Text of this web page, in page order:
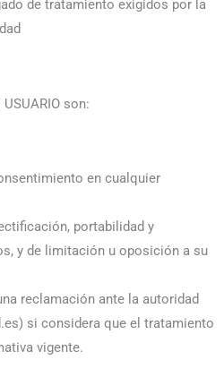
de tratamiento exigidos por la
son:
en cualquier
portabilidad y
y de limitación u oposición a su
reclamación ante la autoridad
si considera que el tratamiento
vigente.